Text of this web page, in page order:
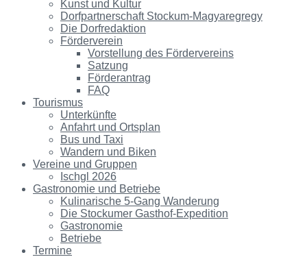
Kunst und Kultur
Dorfpartnerschaft Stockum-Magyaregregy
Die Dorfredaktion
Förderverein
Vorstellung des Fördervereins
Satzung
Förderantrag
FAQ
Tourismus
Unterkünfte
Anfahrt und Ortsplan
Bus und Taxi
Wandern und Biken
Vereine und Gruppen
Ischgl 2026
Gastronomie und Betriebe
Kulinarische 5-Gang Wanderung
Die Stockumer Gasthof-Expedition
Gastronomie
Betriebe
Termine